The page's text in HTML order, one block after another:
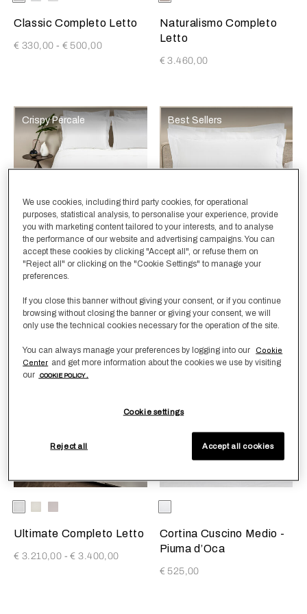
Kaki
Classic Completo Letto
€ 330,00 - € 500,00
Naturalismo Completo
Letto
€ 3.460,00
Crispy Percale
Selezionando il colore si aggiornerà l'immagine del prodotto
Available Colors
Bianco-
Bianco
White-
AshGrey
Bianco-
Kaki
€ 280,00- € 410,00
Best Sellers
Selezionando il colore si
Available Colors
Bianco-
Bianco
White-
AshGrey
Bianco-
Kaki
€ 120,00
Ultra-Fine Sateen
Available Colors
Ultimate Completo Letto
€ 3.210,00 -€ 3.400,00
Best Sellers
Available Colors
Cortina Cuscino Medio -
Piuma d’Oca
€ 525,00
We use cookies, including third party cookies, for operational
purposes, statistical analysis, to personalise your experience, provide
you with marketing content tailored to your interests, and to analyse
the performance of our website and advertising campaigns. You can
accept these cookies by clicking "Accept all", or refuse them on
"Reject all" or clicking on the "Cookie Settings" to manage your
preferences.
If you close this banner without giving your consent, or if you continue
browsing without closing the banner or giving your consent, we will
only use the technical cookies necessary for the operation of the site.
You can always manage your preferences by logging into our
Cookie
Center and get more information about the cookies we use by visiting
our
COOKIE POLICY .
Cookie settings
Reject all Accept all cookies